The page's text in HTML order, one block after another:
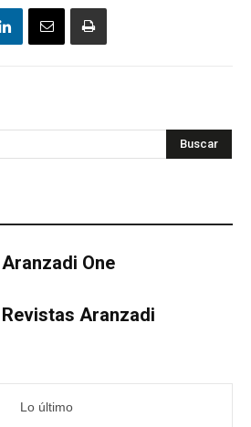
Buscar
Aranzadi One
Revistas Aranzadi
Lo último